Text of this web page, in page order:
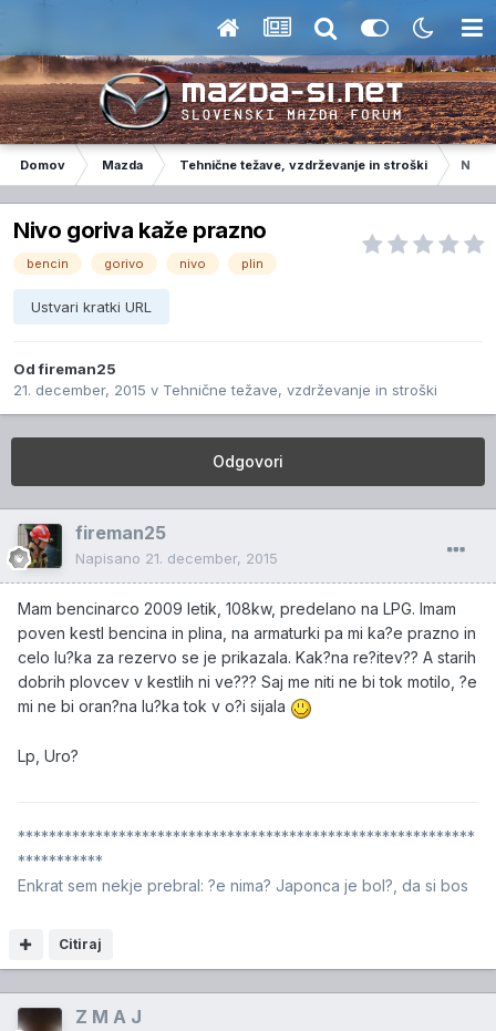
Domov Mazda Tehnične težave, vzdrževanje in stroški Nivo
Nivo goriva kaže prazno
bencin gorivo nivo plin
Ustvari kratki URL
Odfireman25
21. december, 2015 v Tehnične težave, vzdrževanje in stroški
Odgovori
fireman25
Napisano 21. december, 2015
Mam bencinarco 2009 letik, 108kw, predelano na LPG. Imam
poven kestl bencina in plina, na armaturki pa mi ka?e prazno in
celo lu?ka za rezervo se je prikazala. Kak?na re?itev?? A starih
dobrih plovcev v kestlih ni ve??? Saj me niti ne bi tok motilo, ?e
mi ne bi oran?na lu?ka tok v o?i sijala
Lp, Uro?
Citiraj
***********************************************************
***********
Enkrat sem nekje prebral: ?e nima? Japonca je bol?, da si bos
Z M A J